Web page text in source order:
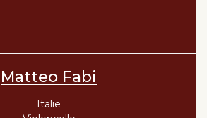
Matteo Fabi
Italie